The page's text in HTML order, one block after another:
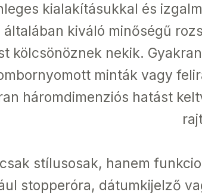
kialakításukkal és
általában kiváló minőségű
kölcsönöznek nekik.
minták vagy
háromdimenziós hatást
stílusosak, hanem
stopperóra, dátumkijelző